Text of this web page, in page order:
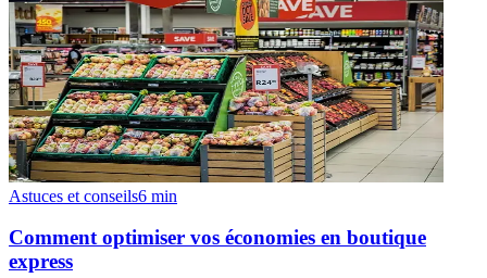
Astuces et conseils6 min
Comment optimiser vos économies en boutique
express